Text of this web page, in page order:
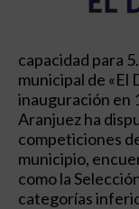
capacidad para
municipal de «El
inauguración en
Aranjuez ha
competiciones
municipio,
como la
categorías